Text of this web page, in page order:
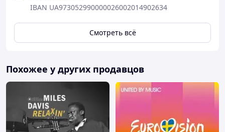
IBAN UA973052990000026002014902634
Смотреть всё
Похожее у других продавцов